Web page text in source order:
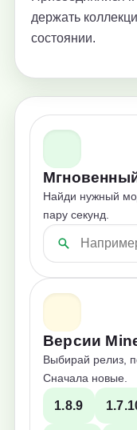
держать
состоянии.
Найди нужный
пару секунд.
Версии
Выбирай релиз,
Сначала новые.
1.8.9